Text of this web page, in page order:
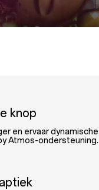
knop
en ervaar
Atmos-ondersteuning.